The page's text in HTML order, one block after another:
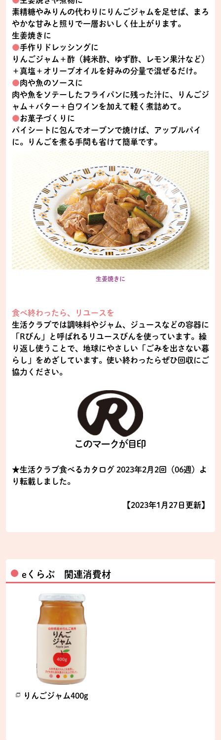
素精糖やみりんの代わりにりんごジャムを足せば、まろ
やかな甘みと照りで一層おいしく仕上がります。
生姜焼きに
●手作りドレッシングに
りんごジャム＋酢（純米酢、ゆず酢、レモン果汁など）
＋真塩＋オリーブオイルを好みの分量で混ぜるだけ。
●肉や魚のソースに
肉や魚をソテーしたフライパンに残った汁に、りんごジ
ャム＋バター＋白ワインを加えて軽く煮詰めて。
●お菓子づくりに
パイシートに包んでオーブンで焼けば、アップルパイ
に。りんごを煮る手間も省けて簡単です。
生姜焼きに
食べ終わったら、リユースを
生活クラブでは調味料やジャム、ジュースなどの容器に
「Rびん」と呼ばれるリユースびんを使っています。繰
り返し使うことで、地球にやさしい「ごみを出さない暮
らし」をめざしています。使い終わったらぜひ回収にご
協力ください。
★生活クラブ食べるカタログ 2023年2月2回（06週）よ
り転載しました。
【2023年1月27日更新】
eくらぶ 関連消費材
りんごジャム400g